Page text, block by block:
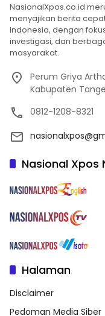
NasionalXpos.co.id
menyajikan berita
Indonesia, dengan
investigasi, dan
masyarakat.
Perum Griya
Kabupaten
0812-1208-8321
Nasional Xpos
Halaman
Disclaimer
Pedoman Media Siber